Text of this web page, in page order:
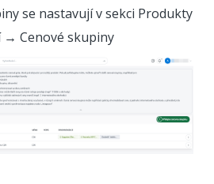
se nastavují v sekci Produkty
Cenové skupiny